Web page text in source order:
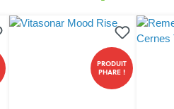
PRODUIT
PHARE !